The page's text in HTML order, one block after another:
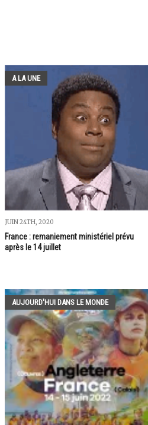
A LA UNE
JUIN 24TH, 2020
France : remaniement ministériel prévu
après le 14 juillet
AUJOURD'HUI DANS LE MONDE